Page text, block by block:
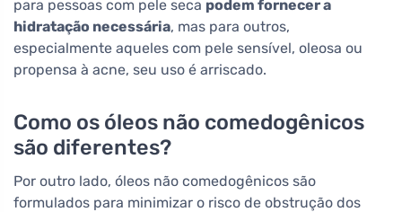
para pessoas com pele seca podem fornecer a
hidratação necessária, mas para outros,
especialmente aqueles com pele sensível, oleosa ou
propensa à acne, seu uso é arriscado.
Como os óleos não comedogênicos
são diferentes?
Por outro lado, óleos não comedogênicos são
formulados para minimizar o risco de obstrução dos